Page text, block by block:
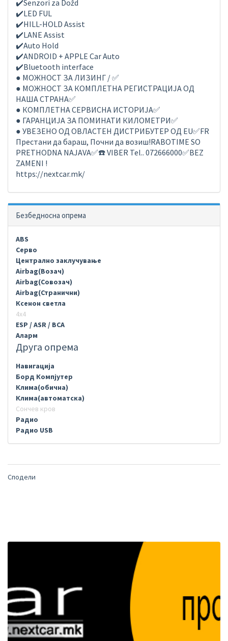
✔️Senzori za Dožd
✔️LED FUL
✔️HILL-HOLD Assist
✔️LANE Assist
✔️Auto Hold
✔️ANDROID + APPLE Car Auto
✔️Bluetooth interface
● МОЖНОСТ ЗА ЛИЗИНГ / ✅
● МОЖНОСТ ЗА КОМПЛЕТНА РЕГИСТРАЦИЈА ОД
НАША СТРАНА✅
● КОМПЛЕТНА СЕРВИСНА ИСТОРИЈА✅
● ГАРАНЦИЈА ЗА ПОМИНАТИ КИЛОМЕТРИ✅
● УВЕЗЕНО ОД ОВЛАСТЕН ДИСТРИБУТЕР ОД EU✅FR
Престани да бараш, Почни да возиш!RABOTIME SO
PRETHODNA NAJAVA✅☎️ VIBER Tel.. 072666000✅BEZ
ZAMENI !
https://nextcar.mk/
Безбедносна опрема
ABS
Серво
Централно заклучување
Airbag(Возач)
Airbag(Совозач)
Airbag(Странични)
Ксенон светла
4х4
ESP / ASR / BCA
Аларм
Друга опрема
Навигација
Борд Компјутер
Клима(обична)
Клима(автоматска)
Сончев кров
Радио
Радио USB
Сподели